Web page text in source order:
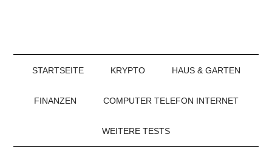
STARTSEITE KRYPTO HAUS & GARTEN
FINANZEN COMPUTER TELEFON INTERNET
WEITERE TESTS